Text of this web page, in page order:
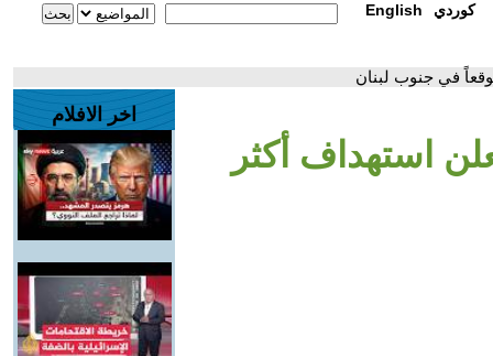
English كوردي
استهداف أكثر
اخر الافلام